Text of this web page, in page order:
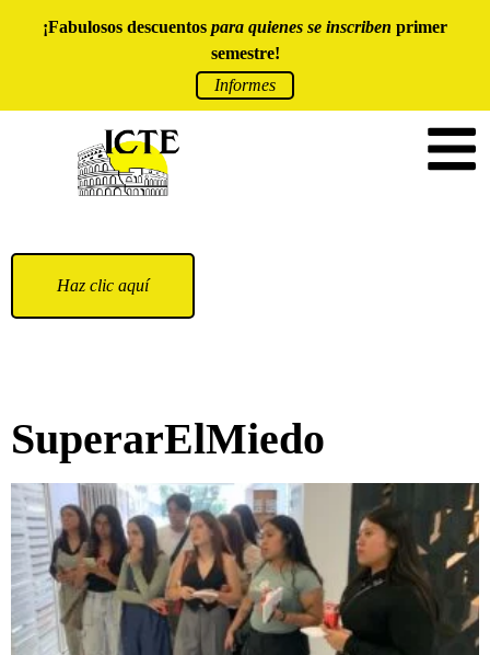
¡Fabulosos descuentos para quienes se inscriben primer
semestre!
Informes
Haz clic aquí
SuperarElMiedo